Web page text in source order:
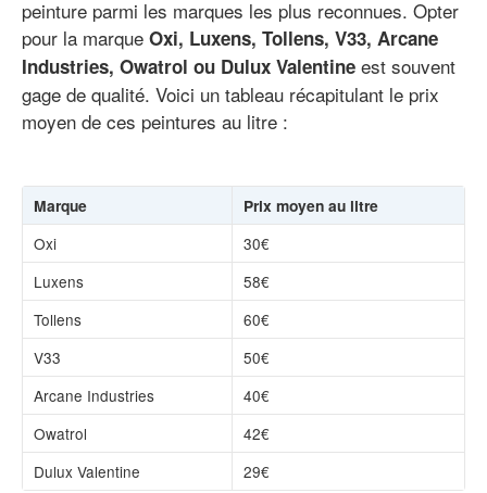
peinture parmi les marques les plus reconnues. Opter
pour la marque Oxi, Luxens, Tollens, V33, Arcane
Industries, Owatrol ou Dulux Valentine est souvent
gage de qualité. Voici un tableau récapitulant le prix
moyen de ces peintures au litre :
Marque
Prix moyen au litre
Oxi
30€
Luxens
58€
Tollens
60€
V33
50€
Arcane Industries
40€
Owatrol
42€
Dulux Valentine
29€